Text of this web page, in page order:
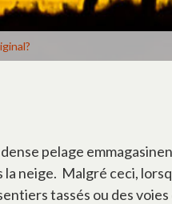
pelage
neige. Malgré ceci,
tassés ou des